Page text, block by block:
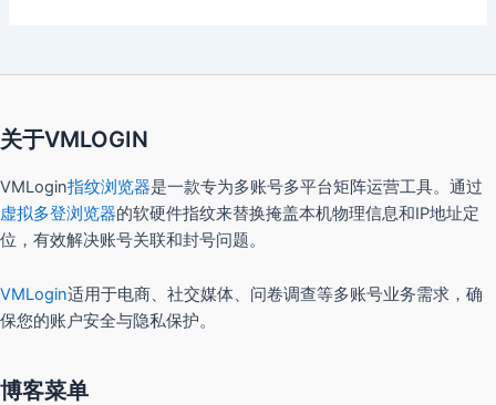
关于VMLOGIN
VMLogin指纹浏览器是一款专为多账号多平台矩阵运营工具。通过
虚拟多登浏览器的软硬件指纹来替换掩盖本机物理信息和IP地址定
位，有效解决账号关联和封号问题。
VMLogin适用于电商、社交媒体、问卷调查等多账号业务需求，确
保您的账户安全与隐私保护。
博客菜单